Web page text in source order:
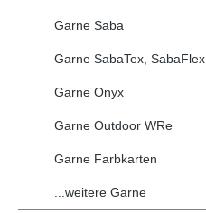
Garne Saba
Garne SabaTex, SabaFlex
Garne Onyx
Garne Outdoor WRe
Garne Farbkarten
...weitere Garne